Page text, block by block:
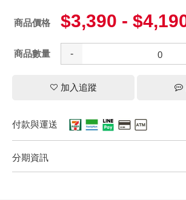
商品價格 $3,390 -
商品數量 -
加入追蹤
付款與運送
分期資訊